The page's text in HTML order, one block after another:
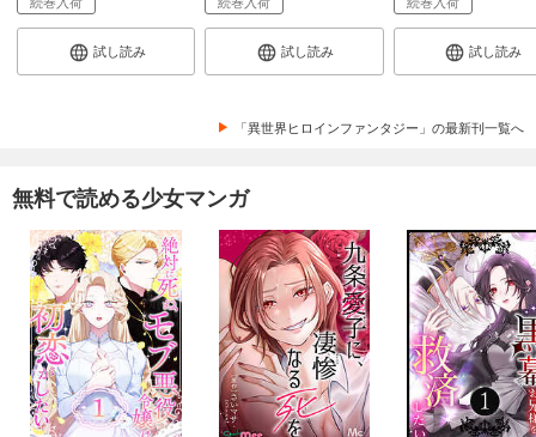
試し読み 試し読み 試し読み
「異世界ヒロインファンタジー」の最新刊一覧へ
無料で読める少女マンガ